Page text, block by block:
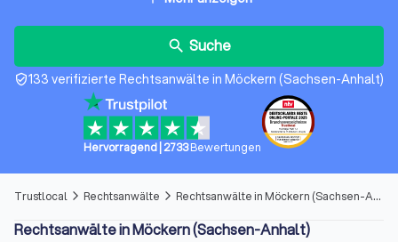
search Suche
verified_user133 verifizierte Rechtsanwälte in Möckern (Sachsen-Anhalt)
Hervorragend| 2733 Bewertungen
Trustlocal arrow_forward_ios Rechtsanwälte arrow_forward_ios Rechtsanwälte in Möckern (Sachsen-Anhalt)
Rechtsanwälte in Möckern (Sachsen-Anhalt)